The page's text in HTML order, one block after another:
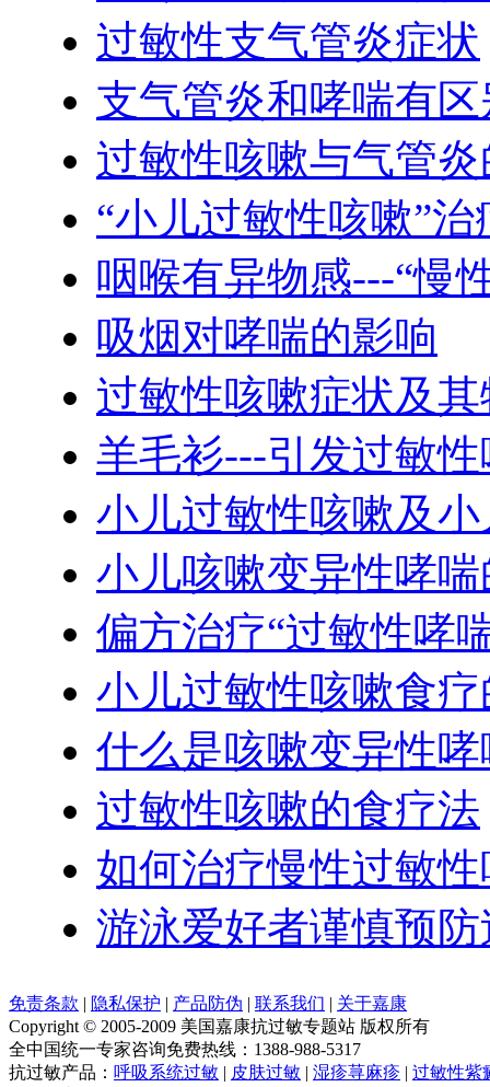
过敏性支气管炎症状
支气管炎和哮喘有
过敏性咳嗽与气管
“小儿过敏性咳嗽”
咽喉有异物感---“慢
吸烟对哮喘的影响
过敏性咳嗽症状及
羊毛衫---引发过敏
小儿过敏性咳嗽及
小儿咳嗽变异性哮
偏方治疗“过敏性哮
小儿过敏性咳嗽食
什么是咳嗽变异性
过敏性咳嗽的食疗法
如何治疗慢性过敏
游泳爱好者谨慎预
免责条款 | 隐私保护 | 产品防伪 | 联系我们 | 关于嘉康
Copyright © 2005-2009 美国嘉康抗过敏专题站 版权所有
全中国统一专家咨询免费热线：1388-988-5317
抗过敏产品： 呼吸系统过敏 | 皮肤过敏 | 湿疹荨麻疹 | 过敏性紫